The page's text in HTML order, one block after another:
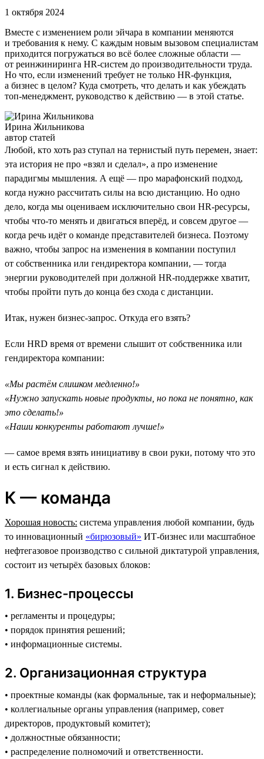
1 октября 2024
Вместе с изменением роли эйчара в компании меняются
и требования к нему. С каждым новым вызовом специалистам
приходится погружаться во всё более сложные области —
от реинжиниринга HR-систем до производительности труда.
Но что, если изменений требует не только HR-функция,
а бизнес в целом? Куда смотреть, что делать и как убеждать
топ-менеджмент, руководство к действию — в этой статье.
Ирина Жильникова
автор статей
Любой, кто хоть раз ступал на тернистый путь перемен, знает:
эта история не про «взял и сделал», а про изменение
парадигмы мышления. А ещё — про марафонский подход,
когда нужно рассчитать силы на всю дистанцию. Но одно
дело, когда мы оцениваем исключительно свои HR-ресурсы,
чтобы что-то менять и двигаться вперёд, и совсем другое —
когда речь идёт о команде представителей бизнеса. Поэтому
важно, чтобы запрос на изменения в компании поступил
от собственника или гендиректора компании, — тогда
энергии руководителей при должной HR-поддержке хватит,
чтобы пройти путь до конца без схода с дистанции.
Итак, нужен бизнес-запрос. Откуда его взять?
Если HRD время от времени слышит от собственника или
гендиректора компании:
«Мы растём слишком медленно!»
«Нужно запускать новые продукты, но пока не понятно, как
это сделать!»
«Наши конкуренты работают лучше!»
— самое время взять инициативу в свои руки, потому что это
и есть сигнал к действию.
К — команда
Хорошая новость: система управления любой компании, будь
то инновационный «бирюзовый» ИТ-бизнес или масштабное
нефтегазовое производство c сильной диктатурой управления,
состоит из четырёх базовых блоков:
1. Бизнес-процессы
• регламенты и процедуры;
• порядок принятия решений;
• информационные системы.
2️. Организационная структура
• проектные команды (как формальные, так и неформальные);
• коллегиальные органы управления (например, совет
директоров, продуктовый комитет);
• должностные обязанности;
• распределение полномочий и ответственности.